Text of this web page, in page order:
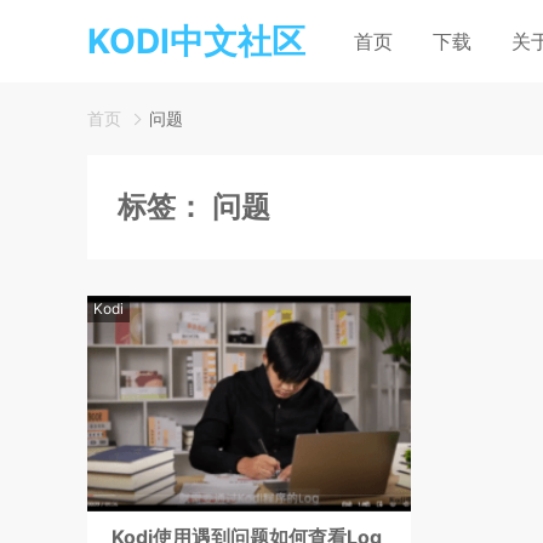
KODI中文社区 首页 下载 关
首页 问题
标签： 问题
Kodi
Kodi使用遇到问题如何查看Log